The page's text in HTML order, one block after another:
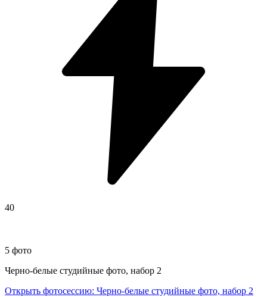
40
5 фото
Черно-белые студийные фото, набор 2
Открыть фотосессию: Черно-белые студийные фото, набор 2